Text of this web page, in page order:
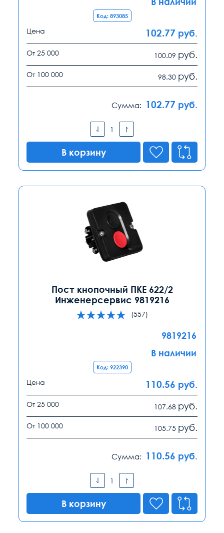
Код: 893085
Цена 102.77 руб.
От 25 000 100.09 руб.
От 100 000 98.30 руб.
Сумма: 102.77 руб.
В корзину
Пост кнопочный ПКЕ 622/2
Инженерсервис 9819216
(557)
9819216
В наличии
Код: 922390
Цена 110.56 руб.
От 25 000 107.68 руб.
От 100 000 105.75 руб.
Сумма: 110.56 руб.
В корзину